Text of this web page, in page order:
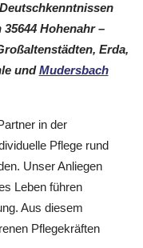
Hohenahr –
Erda,
undMudersbach
in der
Pflege rund
Unser Anliegen
Leben führen
Aus diesem
Pflegekräften